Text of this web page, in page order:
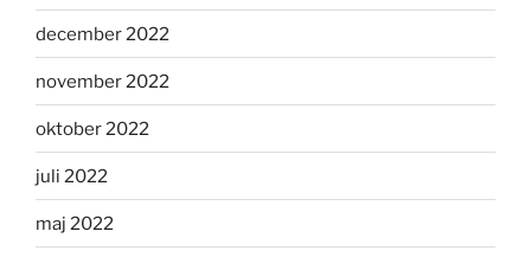
december 2022
november 2022
oktober 2022
juli 2022
maj 2022